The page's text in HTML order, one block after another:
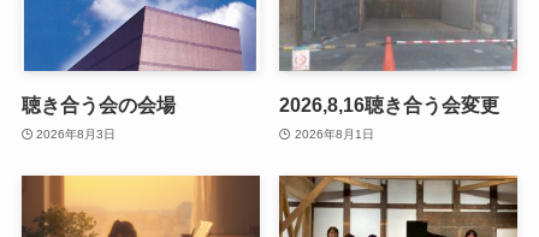
聴き合う会の会場
2026年8月3日
2026,8,16聴き合う会変更
2026年8月1日